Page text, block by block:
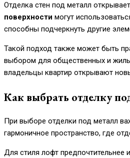
Отделка стен под металл
поверхности могут
способны подчеркнуть другие
Такой подход также может быть
выбором для общественных и
владельцы квартир открывают
Как выбрать отделку
При выборе отделки под металл
гармоничное пространство, где
Для стиля лофт предпочтительнее